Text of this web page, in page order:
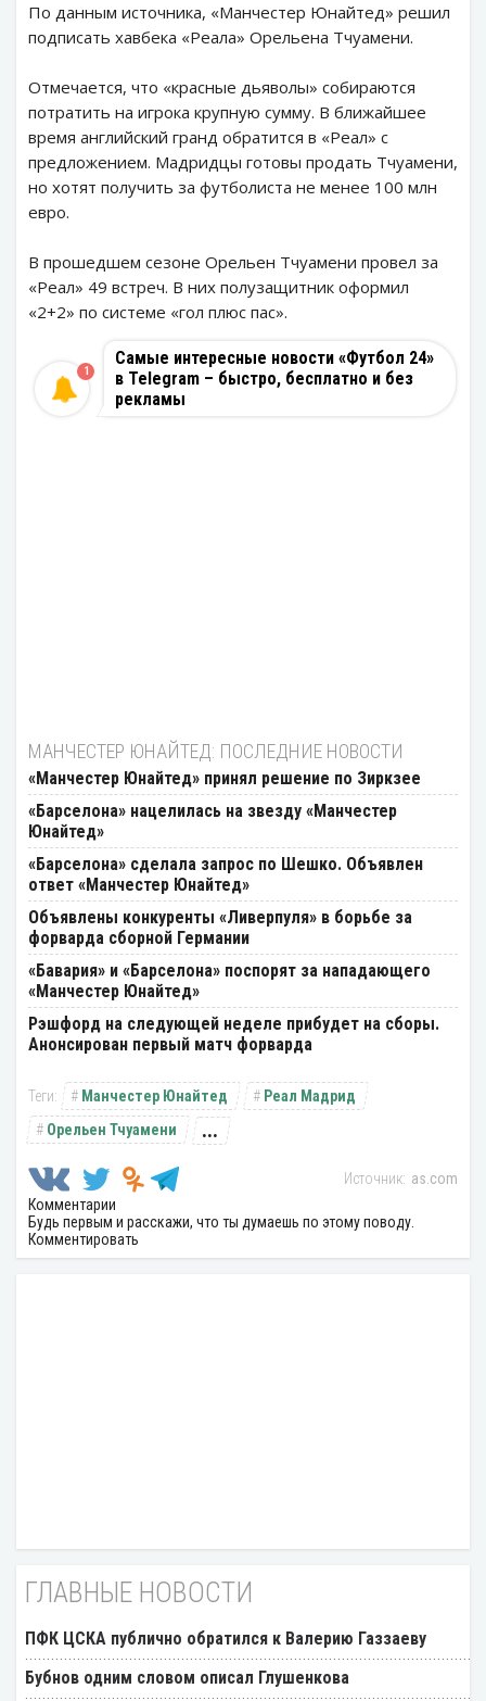
По данным источника, «Манчестер Юнайтед» решил
подписать хавбека «Реала» Орельена Тчуамени.
Отмечается, что «красные дьяволы» собираются
потратить на игрока крупную сумму. В ближайшее
время английский гранд обратится в «Реал» с
предложением. Мадридцы готовы продать Тчуамени,
но хотят получить за футболиста не менее 100 млн
евро.
В прошедшем сезоне Орельен Тчуамени провел за
«Реал» 49 встреч. В них полузащитник оформил
«2+2» по системе «гол плюс пас».
Самые интересные новости «Футбол 24»
в Telegram – быстро, бесплатно и без
рекламы
1
МАНЧЕСТЕР ЮНАЙТЕД: ПОСЛЕДНИЕ НОВОСТИ
«Манчестер Юнайтед» принял решение по Зиркзее
«Барселона» нацелилась на звезду «Манчестер
Юнайтед»
«Барселона» сделала запрос по Шешко. Объявлен
ответ «Манчестер Юнайтед»
Объявлены конкуренты «Ливерпуля» в борьбе за
форварда сборной Германии
«Бавария» и «Барселона» поспорят за нападающего
«Манчестер Юнайтед»
Рэшфорд на следующей неделе прибудет на сборы.
Анонсирован первый матч форварда
Манчестер Юнайтед
Реал Мадрид
Орельен Тчуамени
...
as.com
Комментарии
Будь первым и расскажи, что ты думаешь по этому поводу.
Комментировать
ГЛАВНЫЕ НОВОСТИ
ПФК ЦСКА публично обратился к Валерию Газзаеву
Бубнов одним словом описал Глушенкова